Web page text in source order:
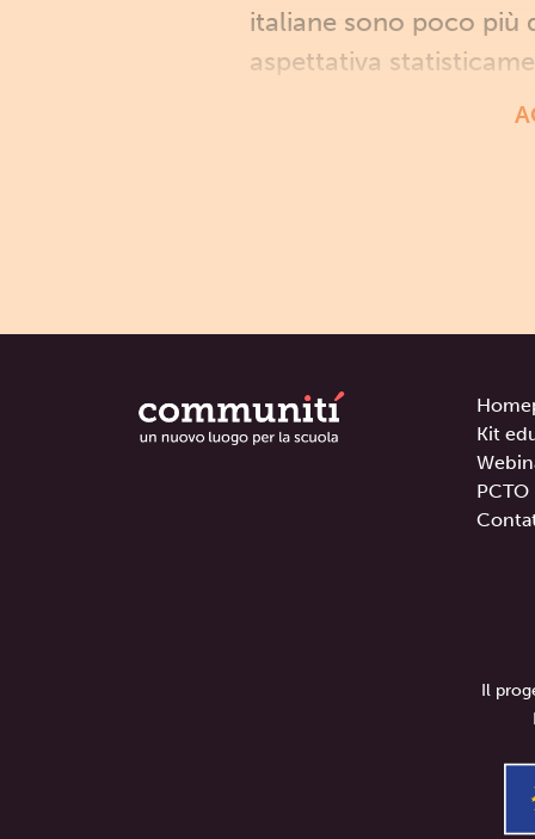
italiane sono poco più
aspettativa
Kit
PCTO
Il